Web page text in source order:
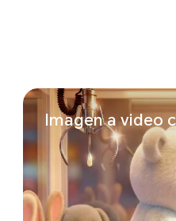
Imagen a video